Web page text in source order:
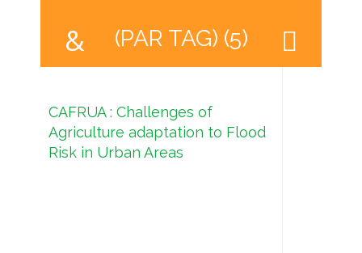
(PAR TAG) (5)
CAFRUA : Challenges of
Agriculture adaptation to Flood
Risk in Urban Areas